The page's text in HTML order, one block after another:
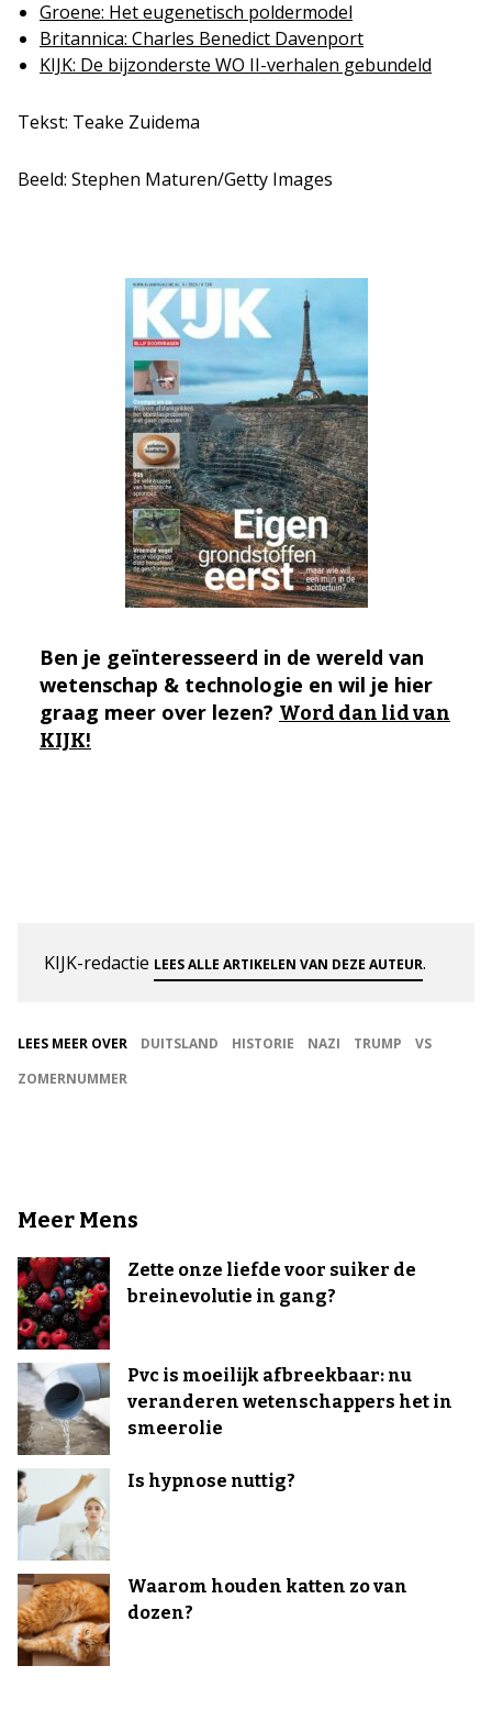
Groene: Het eugenetisch poldermodel
Britannica: Charles Benedict Davenport
KIJK: De bijzonderste WO II-verhalen gebundeld
Tekst: Teake Zuidema
Beeld: Stephen Maturen/Getty Images
Ben je geïnteresseerd in de wereld van
wetenschap & technologie en wil je hier
graag meer over lezen? Word dan lid van
KIJK!
KIJK-redactie LEES ALLE ARTIKELEN VAN DEZE AUTEUR.
LEES MEER OVER DUITSLAND HISTORIE NAZI TRUMP
VS
ZOMERNUMMER
Meer Mens
Zette onze liefde voor suiker de
breinevolutie in gang?
Pvc is moeilijk afbreekbaar: nu
veranderen wetenschappers het in
smeerolie
Is hypnose nuttig?
Waarom houden katten zo van
dozen?